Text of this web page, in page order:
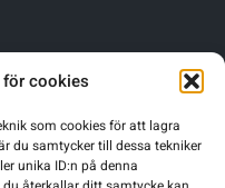
cookies
som cookies för att lagra
du samtycker till dessa tekniker
unika ID:n på denna